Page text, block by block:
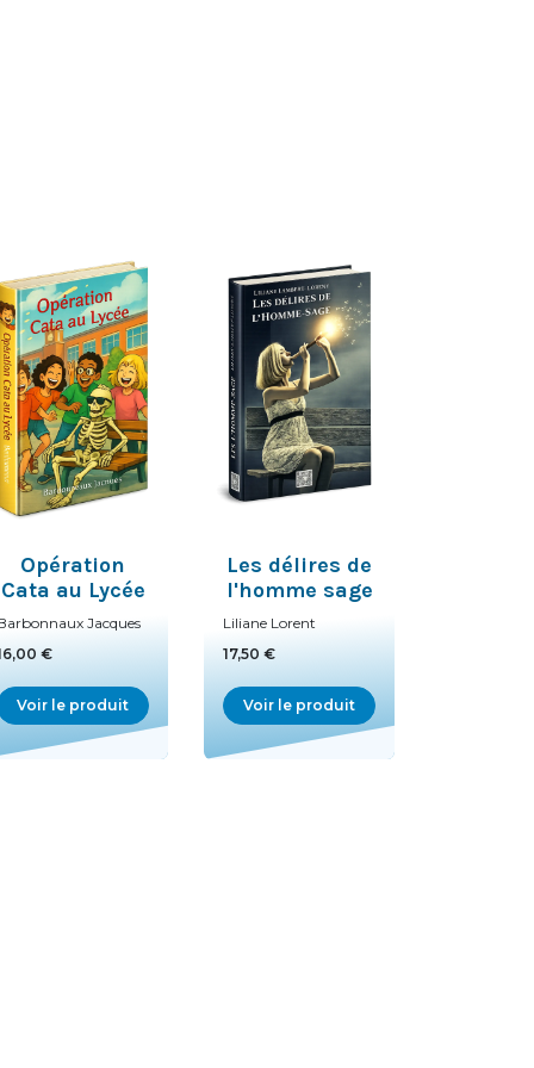
Opération
Cata au Lycée
Jacques
€
Voir le produit
Les délires de
l'homme sage
Liliane Lorent
17,50 €
Voir le produit